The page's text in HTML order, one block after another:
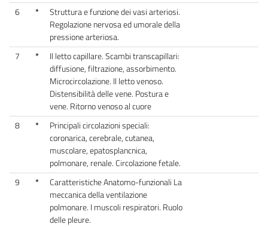
6
*
Struttura e funzione dei vasi arteriosi.
Regolazione nervosa ed umorale della
pressione arteriosa.
7
*
Il letto capillare. Scambi transcapillari:
diffusione, filtrazione, assorbimento.
Microcircolazione. Il letto venoso.
Distensibilità delle vene. Postura e
vene. Ritorno venoso al cuore
8
*
Principali circolazioni speciali:
coronarica, cerebrale, cutanea,
muscolare, epatosplancnica,
polmonare, renale. Circolazione fetale.
9
*
Caratteristiche Anatomo-funzionali La
meccanica della ventilazione
polmonare. I muscoli respiratori. Ruolo
delle pleure.